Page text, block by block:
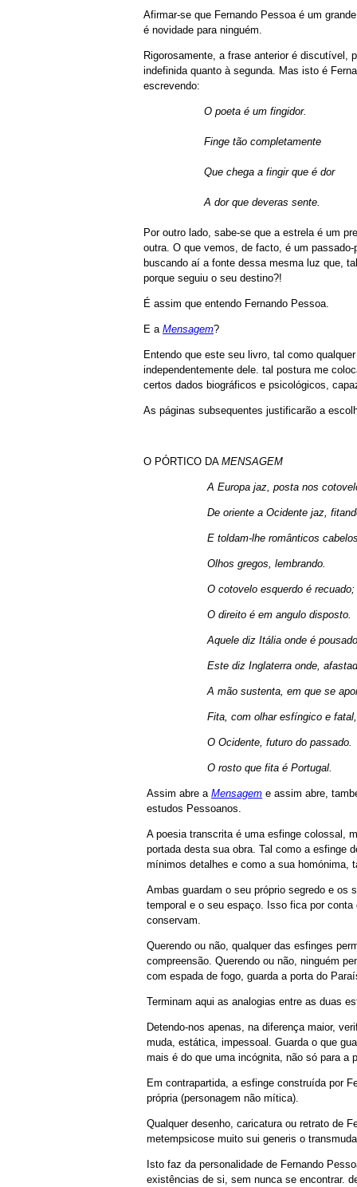
Afirmar-se que Fernando Pessoa é um
é novidade para ninguém.
Rigorosamente, a frase anterior é discutível,
indefinida quanto à segunda. Mas isto é
escrevendo:
O poeta é um fingidor.
Finge tão completamente
Que chega a fingir que é dor
A dor que deveras sente.
Por outro lado, sabe-se que a estrela é um
outra. O que vemos, de facto, é um
buscando aí a fonte dessa mesma luz que,
porque seguiu o seu destino?!
É assim que entendo Fernando Pessoa.
E a Mensagem?
Entendo que este seu livro, tal como
independentemente dele. tal postura me
certos dados biográficos e psicológicos,
As páginas subsequentes justificarão a
O PÓRTICO DA MENSAGEM
A Europa jaz, posta nos
De oriente a Ocidente jaz,
E toldam-lhe românticos
Olhos gregos, lembrando.
O cotovelo esquerdo é recuado;
O direito é em angulo disposto.
Aquele diz Itália onde é
Este diz Inglaterra onde,
A mão sustenta, em que se
Fita, com olhar esfíngico e fatal,
O Ocidente, futuro do passado.
O rosto que fita é Portugal.
Assim abre aMensagem e assim abre,
estudos Pessoanos.
A poesia transcrita é uma esfinge colossal,
portada desta sua obra. Tal como a esfinge
mínimos detalhes e como a sua homónima,
Ambas guardam o seu próprio segredo e os
temporal e o seu espaço. Isso fica por
conservam.
Querendo ou não, qualquer das esfinges
compreensão. Querendo ou não, ninguém
com espada de fogo, guarda a porta do
Terminam aqui as analogias entre as duas
Detendo-nos apenas, na diferença maior,
muda, estática, impessoal. Guarda o que
mais é do que uma incógnita, não só para a
Em contrapartida, a esfinge construída por
própria (personagem não mítica).
Qualquer desenho, caricatura ou retrato de
metempsicose muito sui generis o
Isto faz da personalidade de Fernando
existências de si, sem nunca se encontrar.